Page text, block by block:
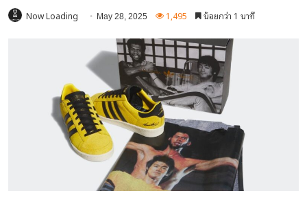
Now Loading May 28, 2025 1,495 น้อยกว่า 1 นาที